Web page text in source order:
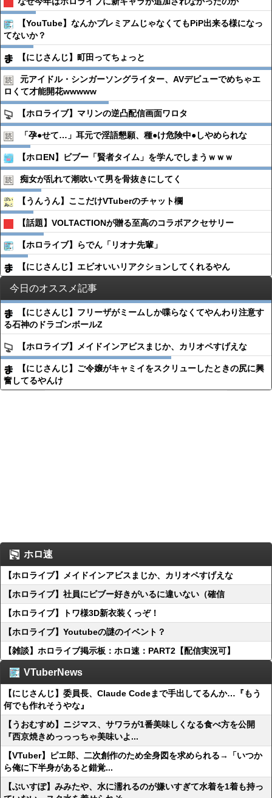
【YouTube】なんかプレミアムじゃなくてもPiP出来る様になっ
てないか？
【にじさんじ】町田ってちょっと
元アイドル・シンガーソングライター、AVデビューでめちゃエ
ロくて才能開花wwwww
【ホロライブ】マリンの逆凸配信画面ワロタ
「孕●︎せて…」耳元で淫語懇願、種●︎け危険中●︎しやめられな
【ホロEN】ビブー「賢者タイム」を学んでしまうｗｗｗ
痴女が乱れて潮吹いて男を骨抜きにしてく
【うんうん】ここだけVTuberのチャット欄
【話題】VOLTACTIONが贈る至高のコラボアクセサリー
【ホロライブ】らでん「リオナ先輩」
【にじさんじ】エビオいいリアクションしてくれるやん
今日のオススメ記事
【にじさんじ】フリーザがミームしか喋らなくてやんわり注意す
る石神のドラゴンボールZ
【ホロライブ】メイドインアビスまじか、カリオペすげえな
【にじさんじ】ご令嬢がキャミイをスクリューしたときの尻に興
奮してるやんけ
ホロ速
【ホロライブ】メイドインアビスまじか、カリオペすげえな
【ホロライブ】社員にビブー好きがいるに違いない（確信
【ホロライブ】トワ様3D新衣装くっぞ！
【ホロライブ】Youtubeの謎のイベント？
【雑談】ホロライブ掲示板：ホロ速：PART2【配信実況可】
VTuberNews
【にじさんじ】委員長、Claude Codeまで手出してるんか…『もう
何でも作れそうやな』
【うおむすめ】ニジマス、サワラが1番美味しくなる食べ方を公開
『西京焼きめっっっちゃ美味いよ...
【VTuber】ピエ郎、二次創作のため全身図を求められる→「いつか
ら俺に下半身があると錯覚...
【ぶいすぽ】みみたや、水に濡れるのが嫌いすぎて水着を1着も持っ